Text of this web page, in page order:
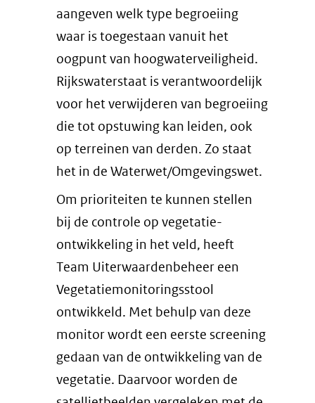
website)
venster)
(verwijst
naar
een
andere
website)
aangeven welk type begroeiing
waar is toegestaan vanuit het
oogpunt van hoogwaterveiligheid.
Rijkswaterstaat is verantwoordelijk
voor het verwijderen van begroeiing
die tot opstuwing kan leiden, ook
op terreinen van derden. Zo staat
het in de Waterwet/Omgevingswet.
Om prioriteiten te kunnen stellen
bij de controle op vegetatie-
ontwikkeling in het veld, heeft
Team Uiterwaardenbeheer een
Vegetatiemonitoringsstool
ontwikkeld. Met behulp van deze
monitor wordt een eerste screening
gedaan van de ontwikkeling van de
vegetatie. Daarvoor worden de